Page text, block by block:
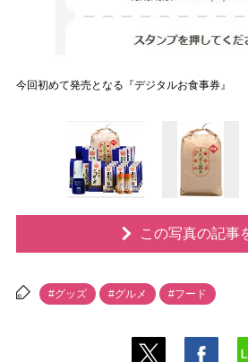
今回初めて発売となる『デジタルお食事券』
この写真の記事
#グッズ #グルメ #フード